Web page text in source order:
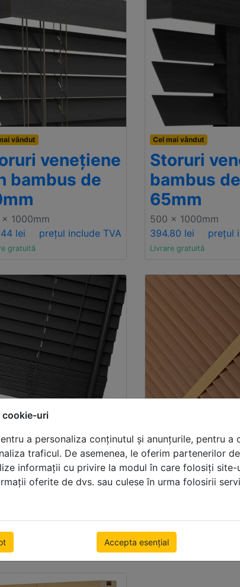
cookie-uri
a personaliza conținutul și anunțurile, pentru a
traficul. De asemenea, le oferim partenerilor
informații cu privire la modul în care folosiți
oferite de dvs. sau culese în urma folosirii
Accepta esențial
vândut
venețiene
bambus de
1000mm
lei
prețul include TVA
gratuită
Cel mai vândut
Storuri
bambus de
65mm
500 x 1000mm
394.80 lei
prețul
Livrare gratuită
venețiene
de
1000mm
lei
prețul include TVA
gratuită
Storuri
bambus de
500 x 1000mm
407.90 lei
prețul
Livrare gratuită